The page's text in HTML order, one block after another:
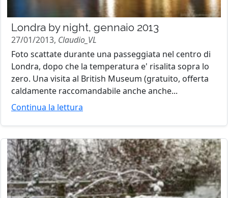
Londra by night, gennaio 2013
27/01/2013, Claudio_VL
Foto scattate durante una passeggiata nel centro di
Londra, dopo che la temperatura e' risalita sopra lo
zero. Una visita al British Museum (gratuito, offerta
caldamente raccomandabile anche anche...
Continua la lettura